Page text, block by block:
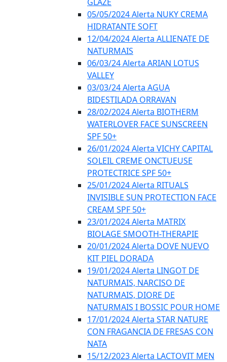
05/05/2024 Alerta NUKY CREMA
HIDRATANTE SOFT
12/04/2024 Alerta ALLIENATE DE
NATURMAIS
06/03/24 Alerta ARIAN LOTUS
VALLEY
03/03/24 Alerta AGUA
BIDESTILADA ORRAVAN
28/02/2024 Alerta BIOTHERM
WATERLOVER FACE SUNSCREEN
SPF 50+
26/01/2024 Alerta VICHY CAPITAL
SOLEIL CREME ONCTUEUSE
PROTECTRICE SPF 50+
25/01/2024 Alerta RITUALS
INVISIBLE SUN PROTECTION FACE
CREAM SPF 50+
23/01/2024 Alerta MATRIX
BIOLAGE SMOOTH-THERAPIE
20/01/2024 Alerta DOVE NUEVO
KIT PIEL DORADA
19/01/2024 Alerta LINGOT DE
NATURMAIS, NARCISO DE
NATURMAIS, DIORE DE
NATURMAIS I BOSSIC POUR HOME
17/01/2024 Alerta STAR NATURE
CON FRAGANCIA DE FRESAS CON
NATA
15/12/2023 Alerta LACTOVIT MEN